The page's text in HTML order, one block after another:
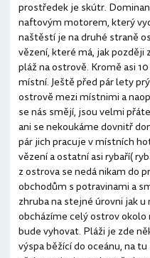
prostředek je skútr.
naftovým motorem, který
naštěstí je na druhé straně
vězení, které má, jak
pláž na ostrově. Kromě asi
místní. Ještě před pár lety
ostrově mezi místnimi a
se nás smějí, jsou velmi
ani se nekoukáme dovnitř
pár jich pracuje v místních
vězení a ostatní asi rybaří(
z ostrova se nedá nikam do
obchodům s potravinami a
zhruba na stejné úrovni jak
obcházíme celý ostrov
bude vyhovat. Pláži je zde
výspa běžící do oceánu, na